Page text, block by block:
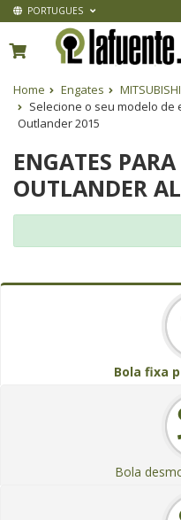
PORTUGUES
Home Engates MITSUBISHI
Selecione o seu modelo de
Outlander 2015
ENGATES
OUTLANDER
Bola fixa
Bola